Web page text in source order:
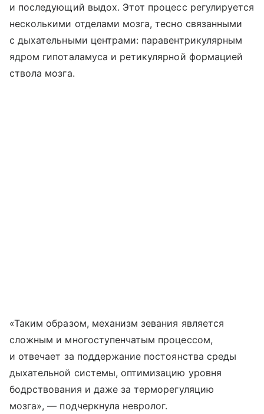
и последующий выдох. Этот процесс регулируется
несколькими отделами мозга, тесно связанными
с дыхательными центрами: паравентрикулярным
ядром гипоталамуса и ретикулярной формацией
ствола мозга.
«Таким образом, механизм зевания является
сложным и многоступенчатым процессом,
и отвечает за поддержание постоянства среды
дыхательной системы, оптимизацию уровня
бодрствования и даже за терморегуляцию
мозга», — подчеркнула невролог.